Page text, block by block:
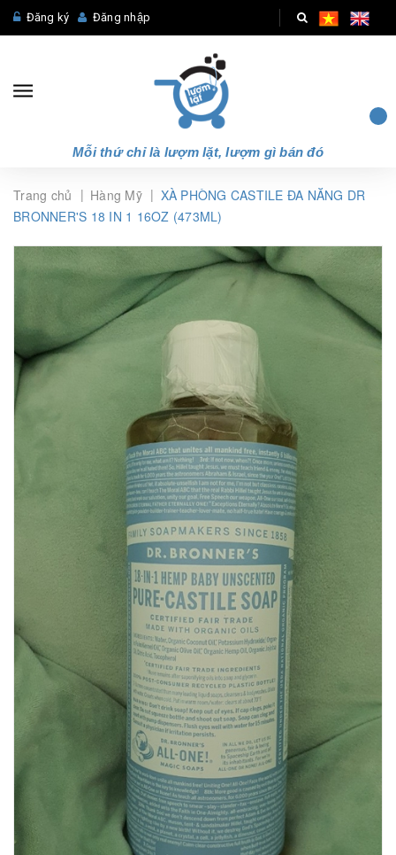
Đăng ký Đăng nhập
Mỗi thứ chỉ là lượm lặt, lượm gì bán đó
Trang chủ | Hàng Mỹ | XÀ PHÒNG CASTILE ĐA NĂNG DR
BRONNER'S 18 IN 1 16OZ (473ML)